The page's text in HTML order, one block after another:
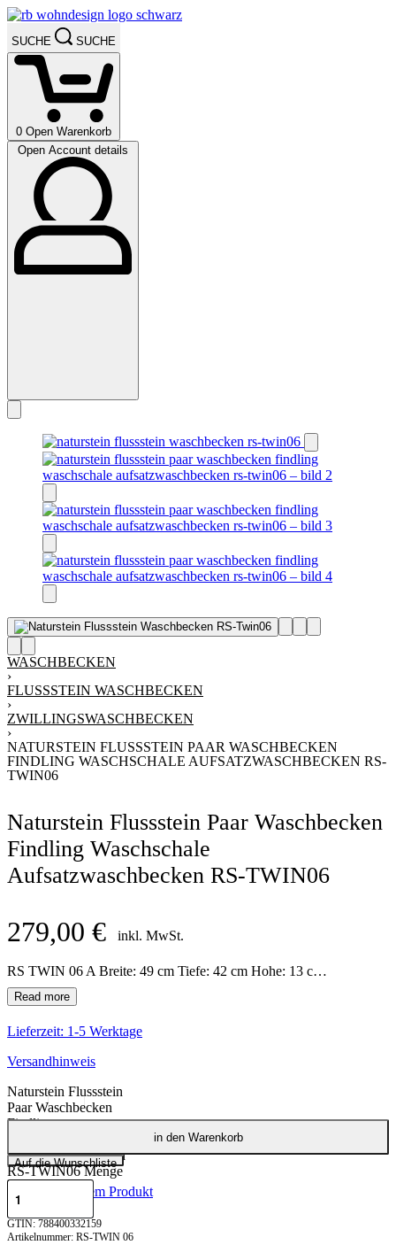
SUCHE SUCHE
0 Open Warenkorb
Open Account details
WASCHBECKEN
›
FLUSSSTEIN WASCHBECKEN
›
ZWILLINGSWASCHBECKEN
›
NATURSTEIN FLUSSSTEIN PAAR WASCHBECKEN
FINDLING WASCHSCHALE AUFSATZWASCHBECKEN RS-
TWIN06
Naturstein Flussstein Paar Waschbecken
Findling Waschschale
Aufsatzwaschbecken RS-TWIN06
279,00 € inkl. MwSt.
RS TWIN 06 A Breite: 49 cm Tiefe: 42 cm Hohe: 13 cm RS TWIN 06 B Breite: 50 cm Tiefe: 44 cm Hohe: 14 cm
Lieferzeit: 1-5 Werktage
Versandhinweis
Naturstein Flussstein
Paar Waschbecken
Findling
Aufsatzwaschbecken
RS-TWIN06 Menge
in den Warenkorb
Auf die Wunschliste
Fragen zu diesem Produkt
GTIN: 788400332159
RS-TWIN 06